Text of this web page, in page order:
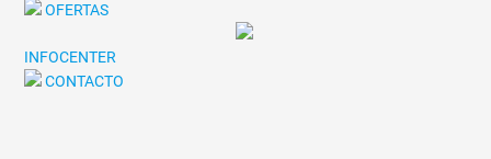
OFERTAS
INFOCENTER
CONTACTO